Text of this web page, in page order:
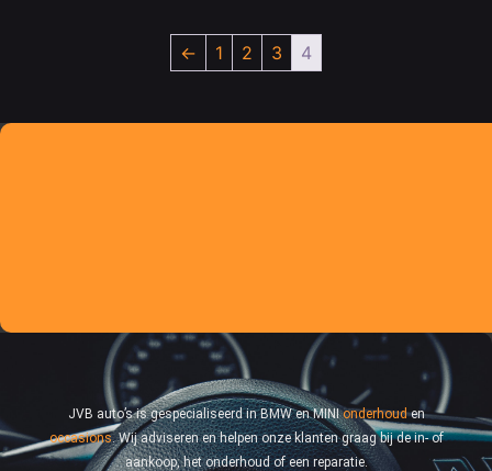
← 1 2 3 4
JVB auto’s is gespecialiseerd in BMW en MINIonderhouden
occasions. Wij adviseren en helpen onze klanten graag bij de in- of
aankoop, het onderhoud of een reparatie.